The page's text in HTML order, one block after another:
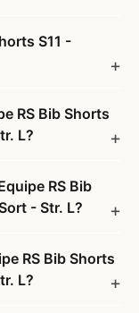
S11 -
RS Bib Shorts
L?
RS Bib
- Str. L?
RS Bib Shorts
L?